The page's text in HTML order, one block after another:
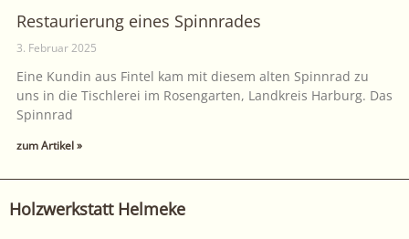
Restaurierung eines Spinnrades
3. Februar 2025
Eine Kundin aus Fintel kam mit diesem alten Spinnrad zu
uns in die Tischlerei im Rosengarten, Landkreis Harburg. Das
Spinnrad
zum Artikel »
Holzwerkstatt Helmeke